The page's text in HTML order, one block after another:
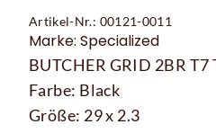
Artikel-Nr.: 00121-0011
Marke: Specialized
BUTCHER GRID 2BR T7
Farbe: Black
Größe: 29 x 2.3